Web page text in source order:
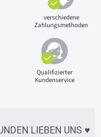
verschiedene
Zahlungsmethoden
Qualifizierter
Kundenservice
LIEBEN UNS ♥